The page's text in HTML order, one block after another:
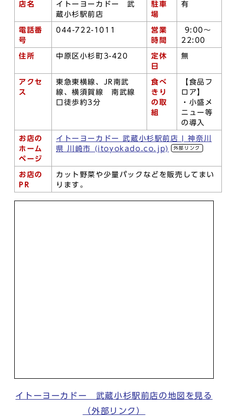
店名
イトーヨーカドー 武
蔵小杉駅前店
駐車
場
有
電話番
号
044-722-1011
営業
時間
9:00～
22:00
住所 中原区小杉町3-420
定休
日
無
アクセ
ス
東急東横線、JR南武
線、横須賀線 南武線
口徒歩約3分
食べ
きり
の取
組
【食品フ
ロア】
・小盛メ
ニュー等
の導入
お店の
ホーム
ページ
イトーヨーカドー 武蔵小杉駅前店 | 神奈川
県 川崎市 (itoyokado.co.jp)
外部リンク
お店の
PR
カット野菜や少量パックなどを販売してまい
ります。
イトーヨーカドー 武蔵小杉駅前店の地図を見る
（外部リンク）